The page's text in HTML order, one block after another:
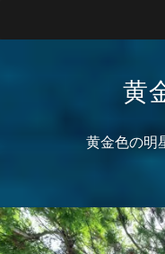
黄
黄金色の明